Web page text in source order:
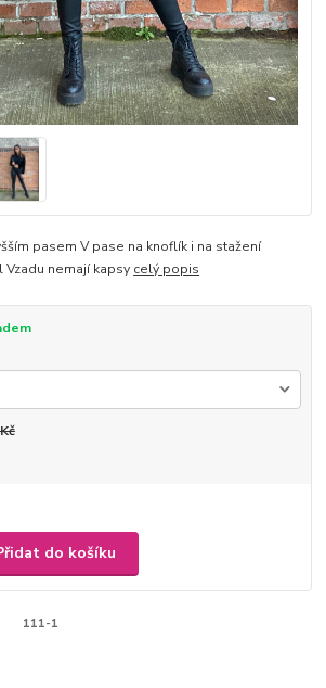
pasem V pase na knoflík i na stažení
Vzadu nemají kapsy celý popis
do košíku
111-1